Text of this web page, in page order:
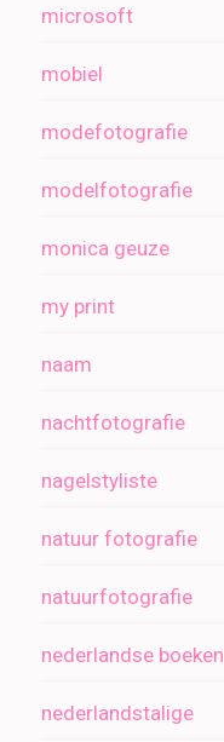
microsoft
mobiel
modefotografie
modelfotografie
monica geuze
my print
naam
nachtfotografie
nagelstyliste
natuur fotografie
natuurfotografie
nederlandse boeken
nederlandstalige